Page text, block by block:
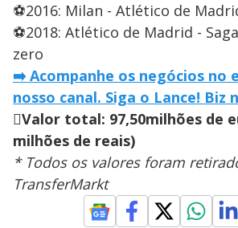
⚽2016: Milan - Atlético de
⚽2018: Atlético de Madrid -
zero
➡️Acompanhe os negócios no
nosso canal. Siga o Lance! Biz
Valor total: 97,50milhões de
milhões de reais)
* Todos os valores foram
TransferMarkt